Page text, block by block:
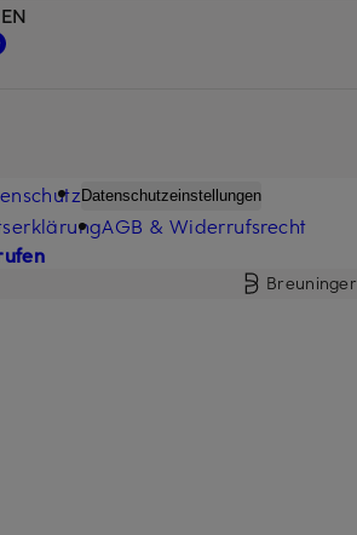
Datenschutzeinstellungen
AGB & Widerrufsrecht
Breuninger